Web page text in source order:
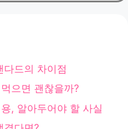
다드의 차이점
으면 괜찮을까?
, 알아두어야 할 사실